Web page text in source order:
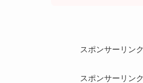
スポンサーリンク
スポンサーリンク